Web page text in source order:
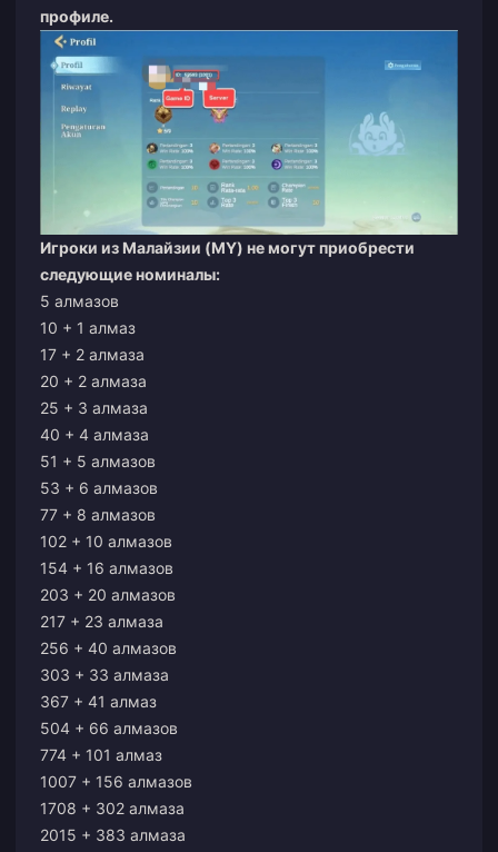
профиле.
Игроки из Малайзии (MY) не могут приобрести
следующие номиналы:
5 алмазов
10 + 1 алмаз
17 + 2 алмаза
20 + 2 алмаза
25 + 3 алмаза
40 + 4 алмаза
51 + 5 алмазов
53 + 6 алмазов
77 + 8 алмазов
102 + 10 алмазов
154 + 16 алмазов
203 + 20 алмазов
217 + 23 алмаза
256 + 40 алмазов
303 + 33 алмаза
367 + 41 алмаз
504 + 66 алмазов
774 + 101 алмаз
1007 + 156 алмазов
1708 + 302 алмаза
2015 + 383 алмаза